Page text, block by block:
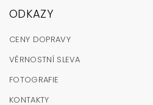
ODKAZY
CENY DOPRAVY
VĚRNOSTNÍ SLEVA
FOTOGRAFIE
KONTAKTY